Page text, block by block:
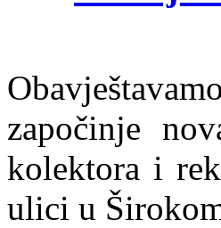
započinje
kolektora i
ulici u